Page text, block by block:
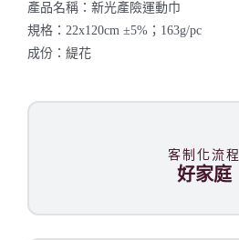
產品名稱：新光產險運動巾
規格：22x120cm ±5%；163g/pc
成份：緹花
客制化流程
好家庭